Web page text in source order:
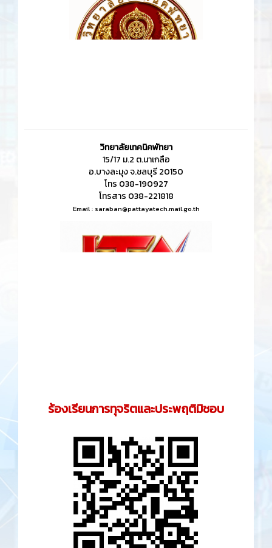
วิทยาลัยเทคนิคพัทยา
15/17 ม.2 ต.นาเกลือ
อ.บางละมุง จ.ชลบุรี 20150
โทร 038-190927
โทรสาร 038-221818
Email : saraban@pattayatech.mail.go.th
ร้องเรียนการทุจริตและประพฤติมิชอบ